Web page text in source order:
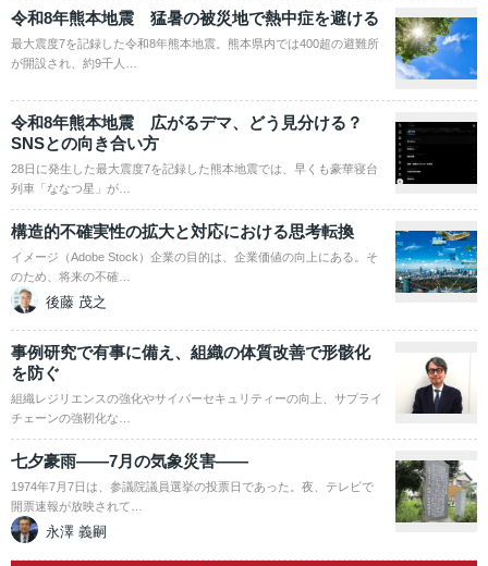
令和8年熊本地震 猛暑の被災地で熱中症を避ける
最大震度7を記録した令和8年熊本地震。熊本県内では400超の避難所
が開設され、約9千人…
令和8年熊本地震 広がるデマ、どう見分ける？
SNSとの向き合い方
28日に発生した最大震度7を記録した熊本地震では、早くも豪華寝台
列車「ななつ星」が…
構造的不確実性の拡大と対応における思考転換
イメージ（Adobe Stock）企業の目的は、企業価値の向上にある。そ
のため、将来の不確…
後藤 茂之
事例研究で有事に備え、組織の体質改善で形骸化
を防ぐ
組織レジリエンスの強化やサイバーセキュリティーの向上、サプライ
チェーンの強靭化な…
七夕豪雨――7月の気象災害――
1974年7月7日は、参議院議員選挙の投票日であった。夜、テレビで
開票速報が放映されて…
永澤 義嗣